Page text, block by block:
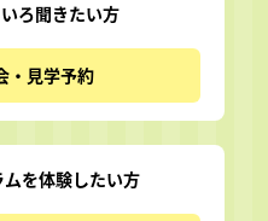
ろ聞きたい方
・見学予約
を体験したい方